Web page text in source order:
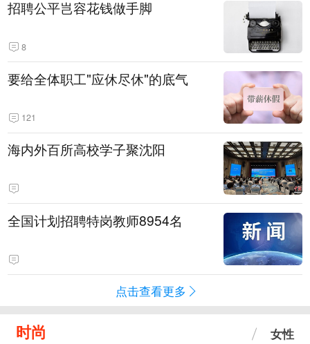
招聘公平岂容花钱做手脚
8
要给全体职工"应休尽休"的底气
121
海内外百所高校学子聚沈阳
全国计划招聘特岗教师8954名
点击查看更多
时尚 女性